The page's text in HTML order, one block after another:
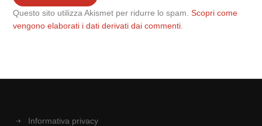
Questo sito utilizza Akismet per ridurre lo spam.Scopri come
vengono elaborati i dati derivati dai commenti
Informativa privacy